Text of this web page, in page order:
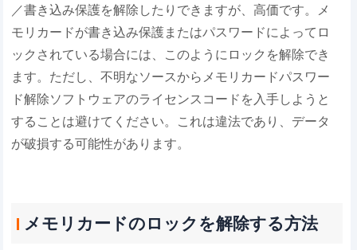
／書き込み保護を解除したりできますが、高価です。メ
モリカードが書き込み保護またはパスワードによってロ
ックされている場合には、このようにロックを解除でき
ます。ただし、不明なソースからメモリカードパスワー
ド解除ソフトウェアのライセンスコードを入手しようと
することは避けてください。これは違法であり、データ
が破損する可能性があります。
メモリカードのロックを解除する方法